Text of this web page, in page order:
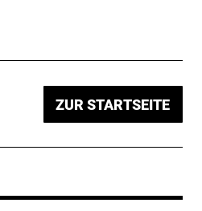
ZUR STARTSEITE